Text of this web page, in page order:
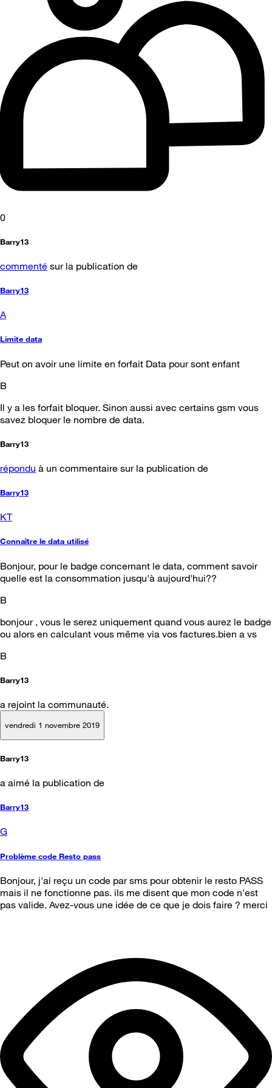
0
Barry13
commenté sur la publication de
Barry13
A
Limite data
Peut on avoir une limite en forfait Data pour sont enfant
B
Il y a les forfait bloquer. Sinon aussi avec certains gsm vous
savez bloquer le nombre de data.
Barry13
répondu à un commentaire sur la publication de
Barry13
KT
Connaître le data utilisé
Bonjour, pour le badge concernant le data, comment savoir
quelle est la consommation jusqu'à aujourd'hui??
B
bonjour , vous le serez uniquement quand vous aurez le badge
ou alors en calculant vous même via vos factures.bien a vs
B
Barry13
a rejoint la communauté.
vendredi 1 novembre 2019
Barry13
a aimé la publication de
Barry13
G
Problème code Resto pass
Bonjour, j'ai reçu un code par sms pour obtenir le resto PASS
mais il ne fonctionne pas. ils me disent que mon code n'est
pas valide. Avez-vous une idée de ce que je dois faire ? merci